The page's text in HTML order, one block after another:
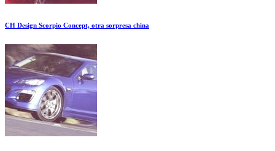
CH Design Scorpio Concept, otra sorpresa china